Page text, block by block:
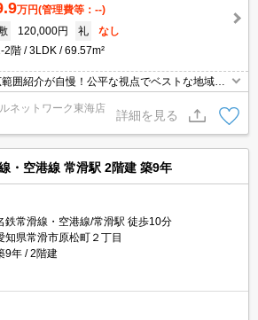
万円(管理費等：--)
120,000円 礼
なし
2階
3LDK 69.57m²
囲紹介が自慢！公平な視点でベストな地域を
ネットワーク東海店
詳細を見る
・空港線 常滑駅 2階建 築9年
鉄常滑線・空港線/常滑駅 徒歩10分
知県常滑市原松町２丁目
9年
2階建